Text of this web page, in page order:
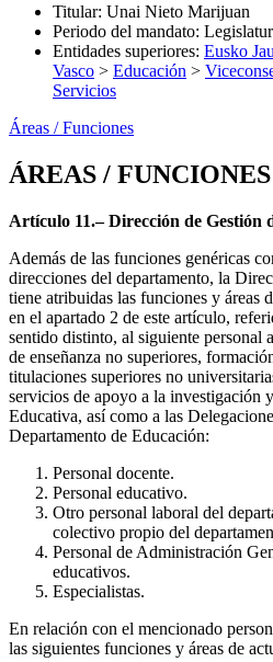
Titular: Unai Nieto Marijuan
Periodo del mandato:
Entidades superiores: Eusko
Vasco > Educación >
Servicios
Áreas / Funciones
ÁREAS / FUNCIONES
Artículo 11.– Dirección de Gestión
Además de las funciones genéricas
direcciones del departamento, la
tiene atribuidas las funciones y áreas
en el apartado 2 de este artículo,
sentido distinto, al siguiente personal
de enseñanza no superiores,
titulaciones superiores no
servicios de apoyo a la investigación
Educativa, así como a las
Departamento de Educación:
Personal docente.
Personal educativo.
Otro personal laboral del
colectivo propio del
Personal de Administración
educativos.
Especialistas.
En relación con el mencionado
las siguientes funciones y áreas de